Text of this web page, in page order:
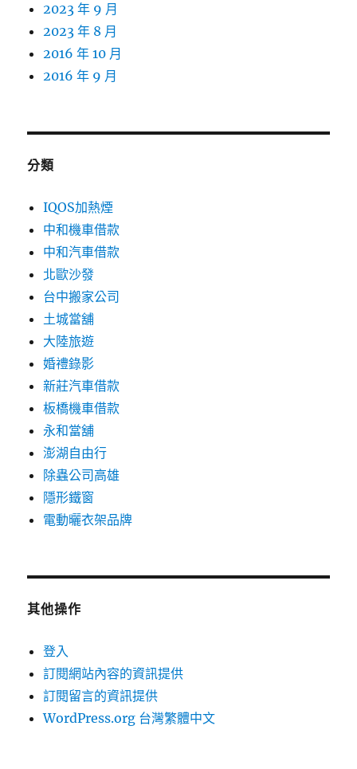
2023 年 9 月
2023 年 8 月
2016 年 10 月
2016 年 9 月
分類
IQOS加熱煙
中和機車借款
中和汽車借款
北歐沙發
台中搬家公司
土城當舖
大陸旅遊
婚禮錄影
新莊汽車借款
板橋機車借款
永和當舖
澎湖自由行
除蟲公司高雄
隱形鐵窗
電動曬衣架品牌
其他操作
登入
訂閱網站內容的資訊提供
訂閱留言的資訊提供
WordPress.org 台灣繁體中文